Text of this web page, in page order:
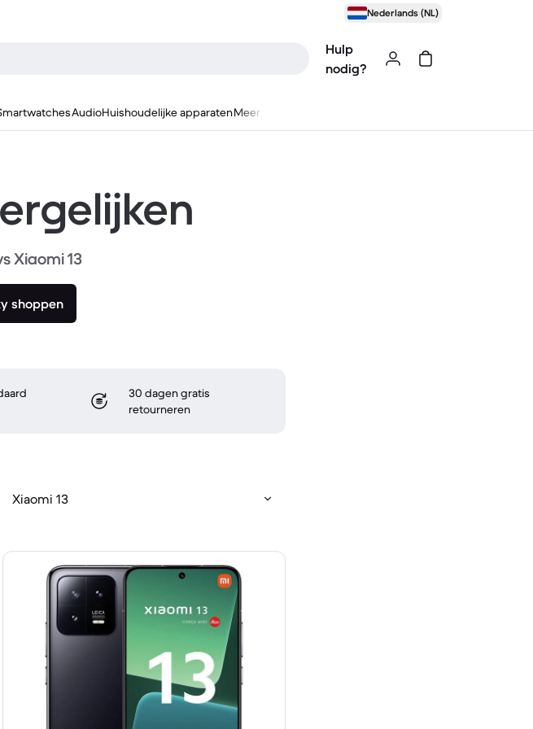
Nederlands (NL)
Hulp
nodig?
AudioHuishoudelijke apparatenMeer
Xiaomi 13
shoppen
30 dagen gratis
retourneren
Xiaomi 13